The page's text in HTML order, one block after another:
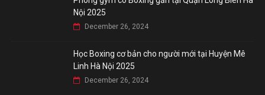
Nội 2025
December 26, 2024
Học Boxing cơ bản cho người mới tại Huyện Mê
Linh Hà Nội 2025
December 26, 2024